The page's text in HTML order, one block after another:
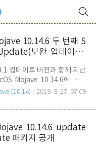
10.14.6 두 번째 S
보완 업데이트)
업데이트 버전과 함께 지난
Mojave 10.14.6에 대한
(18G95) 패키지를 릴리즈
제들을 해결하기 위한 것으
Pro 모델에서 잠자기 중에
문제점을 해결. - 대용량 파
(10.14) 2019. 8. 27. 07:09
10.14.6 update
패키지 공개